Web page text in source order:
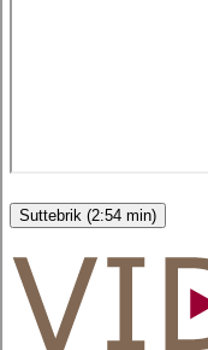
Suttebrik (2:54 min)